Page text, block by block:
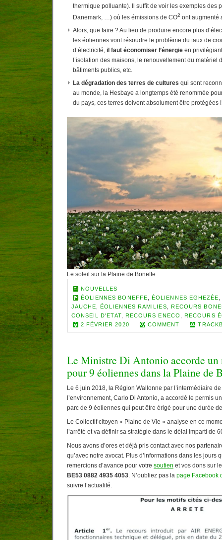
thermique polluante). Il suffit de voir les exemples des
Danemark, …) où les émissions de CO2 ont augmenté
Alors, que faire ? Au lieu de produire encore plus
les éoliennes vont résoudre le problème du taux de
d’électricité, il faut économiser l’énergie en
l’isolation des maisons, le renouvellement du matériel
bâtiments publics, etc.
La dégradation des terres de cultures qui sont
au monde, la Hesbaye a longtemps été renommée
du pays, ces terres doivent absolument être protégées !
Le soleil sur la Plaine de Boneffe
NOUVELLES
ÉOLIENNES BONEFFE
ÉOLIENNES EGHEZÉE
JAUCHE
ÉOLIENNES RAMILIES
RECOURS
CONSEIL D'ETAT, RECOURS ENECO
RECOURS
2 FÉVRIER 2020
COMMENT
Le Ministre Di Antonio accorde un
pour 9 éoliennes dans la Plaine de
Le 6 juin 2018, la Région Wallonne par l’intermédiaire
l’environnement, Carlo Di Antonio, a accordé le permis
parc de 9 éoliennes qui peut être érigé pour une durée
Le Collectif citoyen « Plaine de Vie » analyse en ce
l’arrêté et va définir sa stratégie dans le délai imparti de
Nous avons d’ores et déjà pris contact avec nos
qu’avec notre avocat. Plus d’informations dans les jours
remercions d’avance pour votre soutien et vos dons sur
BE53 0882 4935 4053. N’oubliez pas la page Facebook
suivre l’actualité.